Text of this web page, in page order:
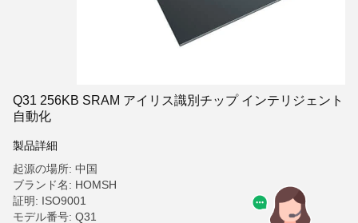
Q31 256KB SRAM アイリス識別チップ インテリジェント
自動化
製品詳細
起源の場所: 中国
ブランド名: HOMSH
証明: ISO9001
モデル番号: Q31